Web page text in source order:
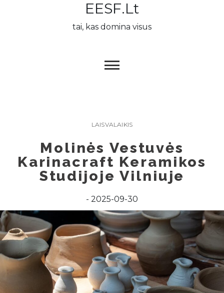
EESF.lt
tai, kas domina visus
LAISVALAIKIS
Molinės Vestuvės
Karinacraft Keramikos
Studijoje Vilniuje
2025-09-30